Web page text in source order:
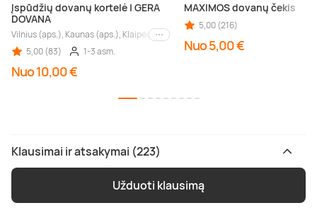
Įspūdžių dovanų kortelė | GERA
DOVANA
Vilnius (aps.), Kaunas (aps.), Klaipėda (aps.), Palanga (aps.), Nida (aps.),
Kiti miestai
5,00 (83)
1-3 asm.
Nuo 10,00 €
MAXIMOS dovanų čekis
5,00 (216)
Nuo 5,00 €
Klausimai ir atsakymai (223)
Užduoti klausimą